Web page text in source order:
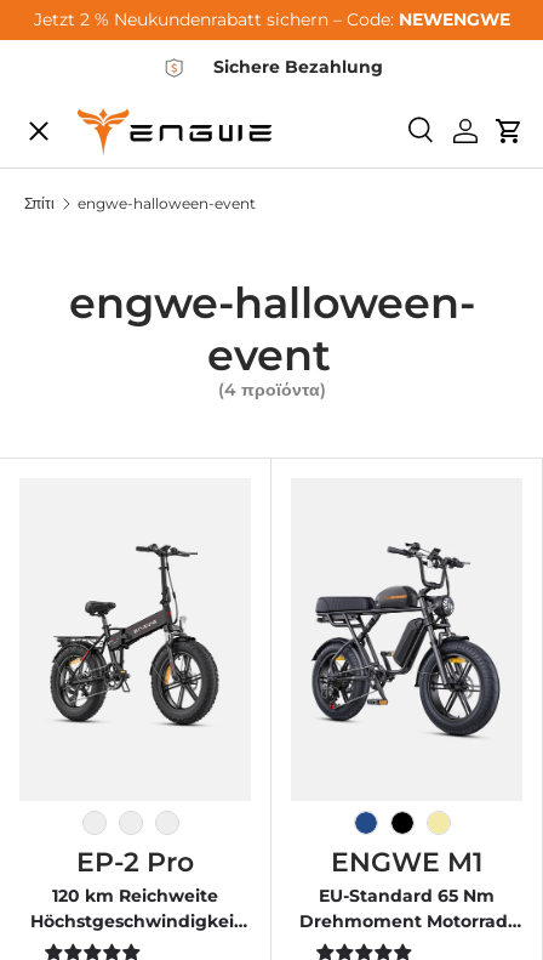
Μετάβαση στο περιεχόμενο
Jetzt 2 % Neukundenrabatt sichern – Code: NEWENGWE
Sichere Bezahlung
Ερευνα
Μενού
City-Sale
Σπίτι engwe-halloween-event
engwe-halloween-
event
(4 προϊόντα)
ΜαύροςΒαθμόςΠορτοκάλι
EP-2 Pro
120 km Reichweite
Höchstgeschwindigkeit
Vorderfederung EBike
Bleu marine
Schwarz
Gelb
ENGWE M1
EU-Standard 65 Nm
Drehmoment Motorrad-
ähnliches E-Bike